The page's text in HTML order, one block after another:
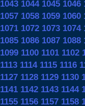
1043 1044 1045 1046
1057 1058 1059 1060
1071 1072 1073 1074
1085 1086 1087 1088
1099 1100 1101 1102
1113 1114 1115 1116
1127 1128 1129 1130
1141 1142 1143 1144
1155 1156 1157 1158